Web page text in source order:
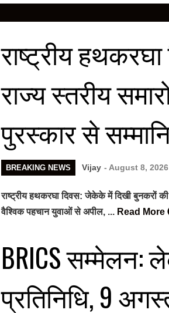
राष्ट्रीय
राज्य स्तरीय
पुरस्कार से
BREAKING NEWS Vijay - August 8, 2026
राष्ट्रीय हथकरघा दिवस: जेकेके में दिखी बुनकरों की
वैश्विक पहचान युवाओं से अपील, ... Read More
BRICS सम्मेलन:
प्रतिनिधि, 9